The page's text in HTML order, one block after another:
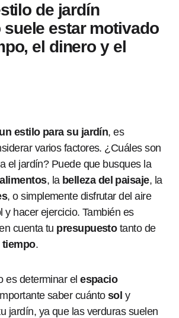
de jardín
suele estar motivado
el dinero y el
estilo para su jardín, es
varios factores. ¿Cuáles son
el jardín? Puede que busques la
, la belleza del paisaje, la
, o simplemente disfrutar del aire
y hacer ejercicio. También es
cuenta tu presupuestotanto de
tiempo.
es determinar elespacio
saber cuánto sol y
jardín, ya que las verduras suelen